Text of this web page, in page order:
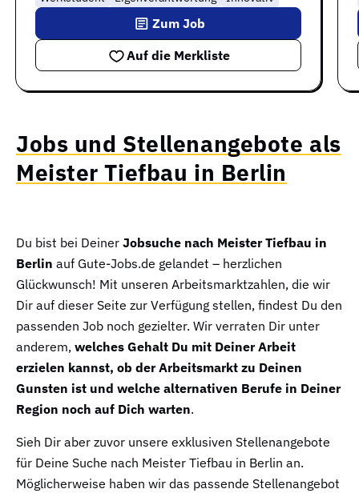
Auf die Merkliste
Zum Job
Jobs und Stellenangebote als
Meister Tiefbau in Berlin
Du bist bei Deiner Jobsuche nach Meister Tiefbau in
Berlin auf Gute-Jobs.de gelandet – herzlichen
Glückwunsch! Mit unseren Arbeitsmarktzahlen, die wir
Dir auf dieser Seite zur Verfügung stellen, findest Du den
passenden Job noch gezielter. Wir verraten Dir unter
anderem, welches Gehalt Du mit Deiner Arbeit
erzielen kannst, ob der Arbeitsmarkt zu Deinen
Gunsten ist und welche alternativen Berufe in Deiner
Region noch auf Dich warten.
Sieh Dir aber zuvor unsere exklusiven Stellenangebote
für Deine Suche nach Meister Tiefbau in Berlin an.
Möglicherweise haben wir das passende Stellenangebot